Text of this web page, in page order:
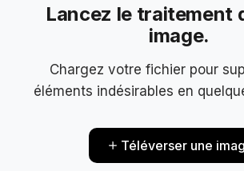
Lancez le traitement
image.
Chargez votre fichier pour
éléments indésirables en
Téléverser une